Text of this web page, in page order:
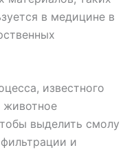
в медицине в
известного
животное
выделить смолу
и